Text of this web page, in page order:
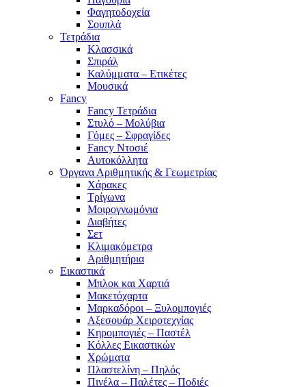
Φαγητοδοχεία
Σουπλά
Τετράδια
Κλασσικά
Σπιράλ
Καλύμματα – Ετικέτες
Μουσικά
Fancy
Fancy Τετράδια
Στυλό – Μολύβια
Γόμες – Σφραγίδες
Fancy Ντοσιέ
Αυτοκόλλητα
Όργανα Αριθμητικής & Γεωμετρίας
Χάρακες
Τρίγωνα
Mοιρογνωμόνια
Διαβήτες
Σετ
Κλιμακόμετρα
Αριθμητήρια
Εικαστικά
Μπλοκ και Χαρτιά
Μακετόχαρτα
Μαρκαδόροι – Ξυλομπογιές
Αξεσουάρ Χειροτεχνίας
Κηρομπογιές – Παστέλ
Κόλλες Εικαστικών
Χρώματα
Πλαστελίνη – Πηλός
Πινέλα – Παλέτες – Ποδιές